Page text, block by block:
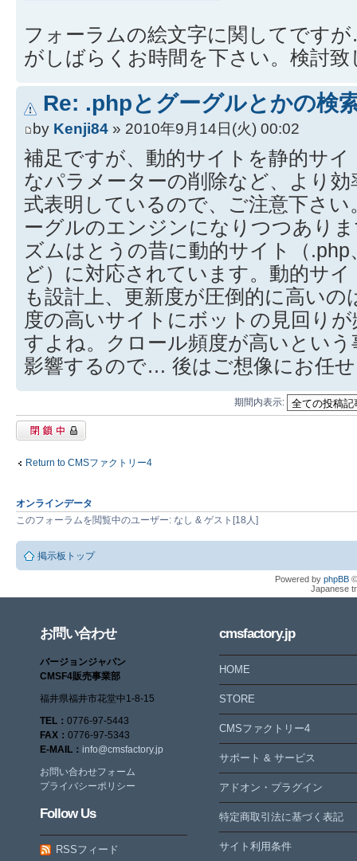
フォーラムの絵文字に関してです
がしばらくお時間を下さい。検討致
Re: .phpとグーグルとかの検
by Kenji84 » 2010年9月14日(火) 00:02
補足ですが、動的サイトを静的サ
なパラメーターの削除など、より
式表明しているので、ご注意下さ
ーグルのエンジンになりつつあり
ズムはとうの昔に動的サイト（
ど）に対応されています。動的サ
も設計上、更新度が圧倒的に高い
度の高いサイトにボットの見回り
すよね。クロール頻度が高いとい
影響するので… 後はご想像にお任
期間内表示:
閉鎖中トピック
Return to CMSファクトリー4
オンラインデータ
このフォーラムを閲覧中のユーザー: なし & ゲスト[18人]
掲示板トップ
Powered by phpBB
Japanese
お問い合わせ
バージョンジャパン
CMSF4販売事業部
福井県福井市花堂中1-8-15
TEL： 0776-97-5443
FAX： 0776-97-5343
E-MAIL： info@cmsfactory.jp
お問い合わせフォーム
プライバシーポリシー
Follow Us
RSSフィード
cmsfactory.jp
HOME
STORE
CMSファクトリー4
サポート & サービス
アドオン・プラグイン
特定商取引法に基づく表記
サイト利用条件